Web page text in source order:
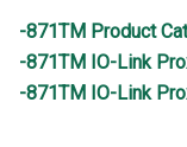
-871TM Product
-871TM IO-Link
-871TM IO-Link